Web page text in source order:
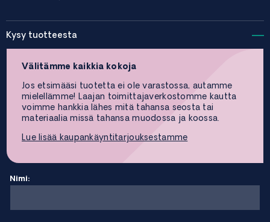
Kysy tuotteesta
Välitämme kaikkia kokoja
Jos etsimääsi tuotetta ei ole varastossa, autamme
mielellämme! Laajan toimittajaverkostomme kautta
voimme hankkia lähes mitä tahansa seosta tai
materiaalia missä tahansa muodossa ja koossa.
Lue lisää kaupankäyntitarjouksestamme
Nimi: